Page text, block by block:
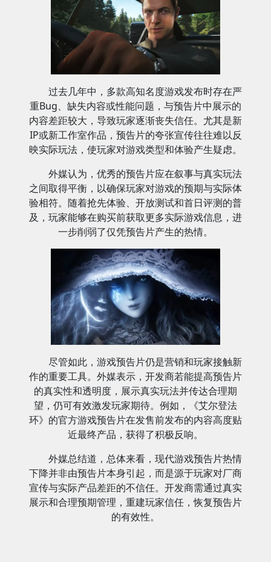
过去几年中，多款高知名度游戏发布时存在严
重Bug、缺失内容或性能问题，与预告片中展示的
内容差距较大，导致玩家逐渐丧失信任。尤其是新
IP或新工作室作品，预告片的夸张宣传往往难以反
映实际玩法，使玩家对游戏类型和体验产生疑虑。
外媒认为，优秀的预告片应在叙事与真实玩法
之间取得平衡，以确保玩家对游戏的预期与实际体
验相符。随着抢先体验、开放测试和首日评测的普
及，玩家能够在购买前获取更多实际游戏信息，进
一步削弱了仅凭预告片产生的热情。
尽管如此，游戏预告片仍是营销和玩家接触新
作的重要工具。外媒表示，开发商若能提高预告片
的真实性和透明度，展示真实玩法并传达合理期
望，仍可有效激发玩家期待。例如，《艾尔登法
环》的官方游戏预告片在发售前发布的内容高度贴
近最终产品，获得了积极反响。
外媒总结道，总体来看，现代游戏预告片热情
下降并非由预告片本身引起，而是源于玩家对厂商
宣传与实际产品差距的不信任。开发商需通过真实
展示和合理预期管理，重建玩家信任，恢复预告片
的有效性。